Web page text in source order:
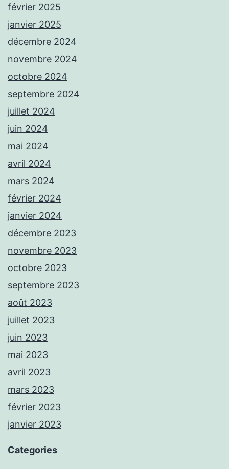
février 2025
janvier 2025
décembre 2024
novembre 2024
octobre 2024
septembre 2024
juillet 2024
juin 2024
mai 2024
avril 2024
mars 2024
février 2024
janvier 2024
décembre 2023
novembre 2023
octobre 2023
septembre 2023
août 2023
juillet 2023
juin 2023
mai 2023
avril 2023
mars 2023
février 2023
janvier 2023
Categories